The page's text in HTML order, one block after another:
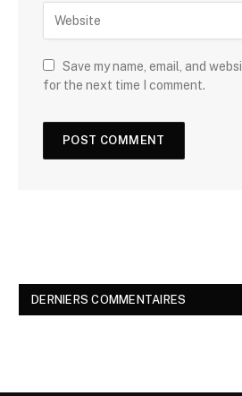
Save my name, email, and
for the next time I comment.
DERNIERS COMMENTAIRES